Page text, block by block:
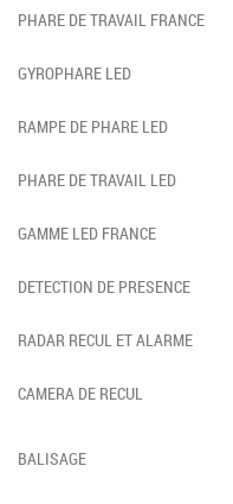
PHARE DE TRAVAIL FRANCE
GYROPHARE LED
RAMPE DE PHARE LED
PHARE DE TRAVAIL LED
GAMME LED FRANCE
DETECTION DE PRESENCE
RADAR RECUL ET ALARME
CAMERA DE RECUL
BALISAGE